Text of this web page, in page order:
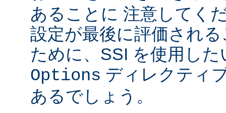
あることに 注意してく
設定が最後に評価され
ために、SSI を使用し
Options ディレクティ
あるでしょう。